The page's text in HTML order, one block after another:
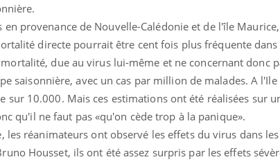
en provenance de Nouvelle-Calédonie et de l'île
directe pourrait être cent fois plus fréquente dans
due au virus lui-même et ne concernant donc
saisonnière, avec un cas par million de malades. A
sur 10.000. Mais ces estimations ont été réalisées sur
qu'il ne faut pas «qu'on cède trop à la panique».
les réanimateurs ont observé les effets du virus dans
Housset, ils ont été assez surpris par les effets